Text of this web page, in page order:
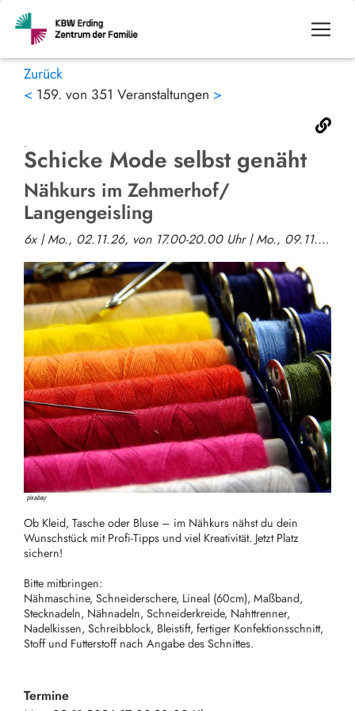
Zurück
< 159. von 351 Veranstaltungen >
Schicke Mode selbst genäht
Nähkurs im Zehmerhof/
Langengeisling
6x | Mo., 02.11.26, von 17.00-20.00 Uhr | Mo., 09.11.26, von 17.00-20.00 Uhr | Mo., 07.12.26, von 17.00-20.00 Uhr | Mo., 11.01.2027, von 17.00-20.00 Uhr | Mi., 13.01.2027, von 17.00-20.00 Uhr | Mo., 18.01.2027, von 17.00-20.00 Uhr
Ob Kleid, Tasche oder Bluse – im Nähkurs nähst du dein
Wunschstück mit Profi-Tipps und viel Kreativität. Jetzt Platz
sichern!
Bitte mitbringen:
Nähmaschine, Schneiderschere, Lineal (60cm), Maßband,
Stecknadeln, Nähnadeln, Schneiderkreide, Nahttrenner,
Nadelkissen, Schreibblock, Bleistift, fertiger Konfektionsschnitt,
Stoff und Futterstoff nach Angabe des Schnittes.
Termine